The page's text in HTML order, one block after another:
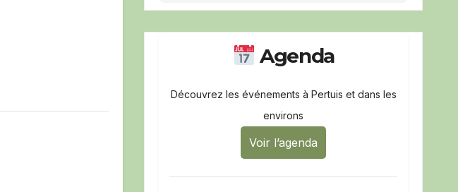
Agenda
Découvrez les événements à Pertuis et dans les
environs
Voir l’agenda